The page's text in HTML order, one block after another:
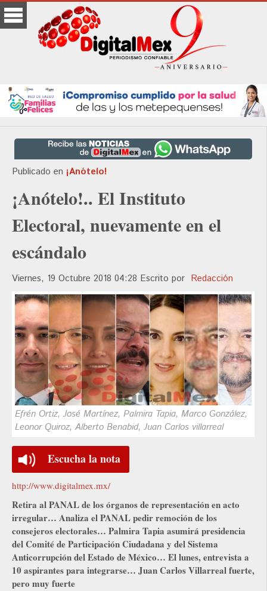
Publicado en ¡Anótelo!
¡Anótelo!.. El Instituto
Electoral, nuevamente en el
escándalo
Viernes, 19 Octubre 2018 04:28 Escrito por Redacción
Efrén Ortiz, José Martínez, Palmira Tapia, Marco González,
Leonor Quiroz, Alberto Benabid, Juan Carlos villarreal
Escucha la nota
http://www.digitalmex.mx/
Retira al PANAL de los órganos de representación en acto
irregular… Analiza el PANAL pedir remoción de los
consejeros electorales… Palmira Tapia asumirá presidencia
del Comité de Participación Ciudadana y del Sistema
Anticorrupción del Estado de México… El lunes, entrevista a
10 aspirantes para integrarse… Juan Carlos Villarreal fuerte,
pero muy fuerte